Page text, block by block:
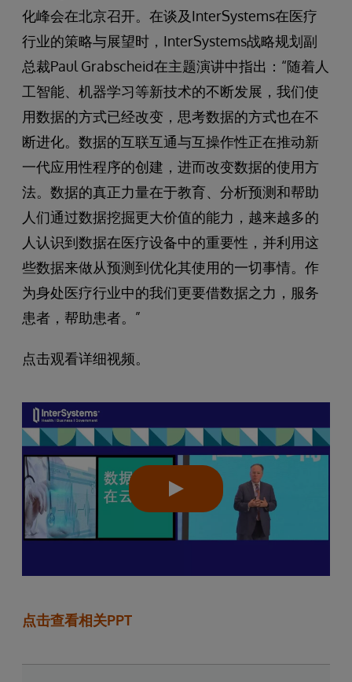
化峰会在北京召开。在谈及InterSystems在医疗
行业的策略与展望时，InterSystems战略规划副
总裁Paul Grabscheid在主题演讲中指出：“随着人
工智能、机器学习等新技术的不断发展，我们使
用数据的方式已经改变，思考数据的方式也在不
断进化。数据的互联互通与互操作性正在推动新
一代应用性程序的创建，进而改变数据的使用方
法。数据的真正力量在于教育、分析预测和帮助
人们通过数据挖掘更大价值的能力，越来越多的
人认识到数据在医疗设备中的重要性，并利用这
些数据来做从预测到优化其使用的一切事情。作
为身处医疗行业中的我们更要借数据之力，服务
患者，帮助患者。”
点击观看详细视频。
点击查看相关PPT